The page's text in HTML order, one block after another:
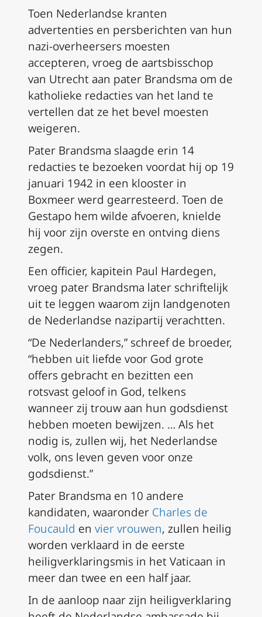
Toen Nederlandse kranten
advertenties en persberichten van hun
nazi-overheersers moesten
accepteren, vroeg de aartsbisschop
van Utrecht aan pater Brandsma om de
katholieke redacties van het land te
vertellen dat ze het bevel moesten
weigeren.
Pater Brandsma slaagde erin 14
redacties te bezoeken voordat hij op 19
januari 1942 in een klooster in
Boxmeer werd gearresteerd. Toen de
Gestapo hem wilde afvoeren, knielde
hij voor zijn overste en ontving diens
zegen.
Een officier, kapitein Paul Hardegen,
vroeg pater Brandsma later schriftelijk
uit te leggen waarom zijn landgenoten
de Nederlandse nazipartij verachtten.
“De Nederlanders,” schreef de broeder,
“hebben uit liefde voor God grote
offers gebracht en bezitten een
rotsvast geloof in God, telkens
wanneer zij trouw aan hun godsdienst
hebben moeten bewijzen. … Als het
nodig is, zullen wij, het Nederlandse
volk, ons leven geven voor onze
godsdienst.”
Pater Brandsma en 10 andere
kandidaten, waaronder Charles de
Foucauld en vier vrouwen, zullen heilig
worden verklaard in de eerste
heiligverklaringsmis in het Vaticaan in
meer dan twee en een half jaar.
In de aanloop naar zijn heiligverklaring